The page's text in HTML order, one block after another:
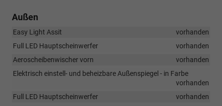
Außen
Easy Light Assit
vorhanden
Full LED Hauptscheinwerfer
vorhanden
Aeroscheibenwischer vorn
vorhanden
Elektrisch einstell- und beheizbare Außenspiegel - in Farbe
vorhanden
Full LED Hauptscheinwerfer
vorhanden